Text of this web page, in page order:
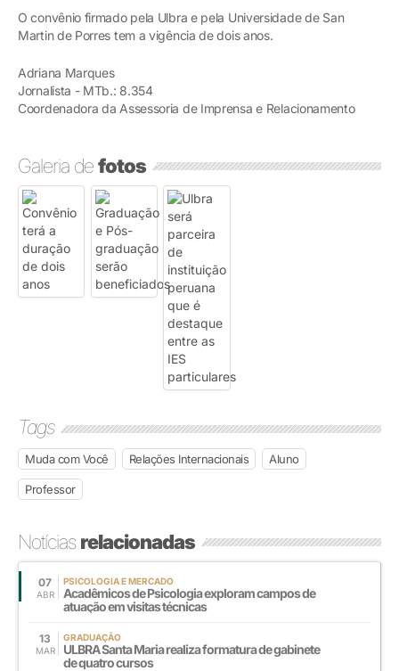
O convênio firmado pela Ulbra e pela Universidade de San
Martin de Porres tem a vigência de dois anos.
Adriana Marques
Jornalista - MTb.: 8.354
Coordenadora da Assessoria de Imprensa e Relacionamento
Galeria defotos
Tags
Muda com Você Relações Internacionais Aluno
Professor
Notíciasrelacionadas
07
ABR
PSICOLOGIA E MERCADO
Acadêmicos de Psicologia exploram campos de
atuação em visitas técnicas
13
MAR
GRADUAÇÃO
ULBRA Santa Maria realiza formatura de gabinete
de quatro cursos